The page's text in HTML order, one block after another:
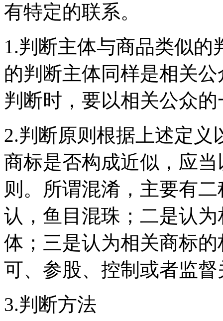
有特定的联系。
1.判断主体与商品类似
的判断主体同样是相关
判断时，要以相关公众
2.判断原则根据上述定
商标是否构成近似，应
则。所谓混淆，主要有
认，鱼目混珠；二是认
体；三是认为相关商标
可、参股、控制或者监督
3.判断方法